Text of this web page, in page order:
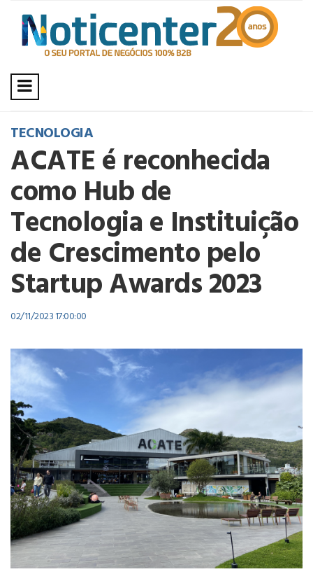
TECNOLOGIA
ACATE é reconhecida
como Hub de
Tecnologia e Instituição
de Crescimento pelo
Startup Awards 2023
02/11/2023 17:00:00